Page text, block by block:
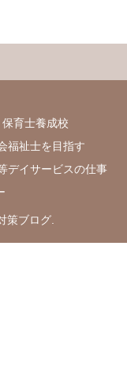
保育士養成校
福祉士を目指す
デイサービスの仕事
策ブログ.